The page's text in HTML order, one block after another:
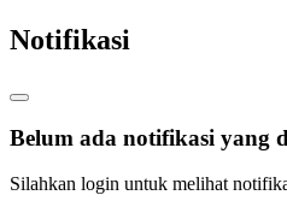
Notifikasi
Belum ada notifikasi yang
Silahkan login untuk melihat